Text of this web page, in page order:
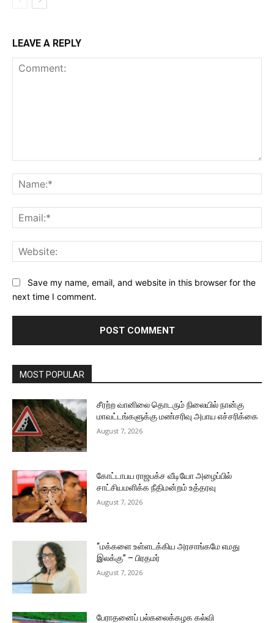
LEAVE A REPLY
Save my name, email, and website in this browser for the
next time I comment.
MOST POPULAR
சீரற்ற வானிலை தொடரும் நிலையில் நான்கு
மாவட்டங்களுக்கு மண்சரிவு அபாய எச்சரிக்கை
August 7, 2026
கோட்டாபய ராஜபக்ச வீடியோ அழைப்பில்
சாட்சியமளிக்க நீதிமன்றம் உத்தரவு
August 7, 2026
“மக்களை உள்ளடக்கிய அரசாங்கமே எமது
இலக்கு” – பிரதமர்
August 7, 2026
பேராதனைப் பல்கலைக்கழக கல்வி